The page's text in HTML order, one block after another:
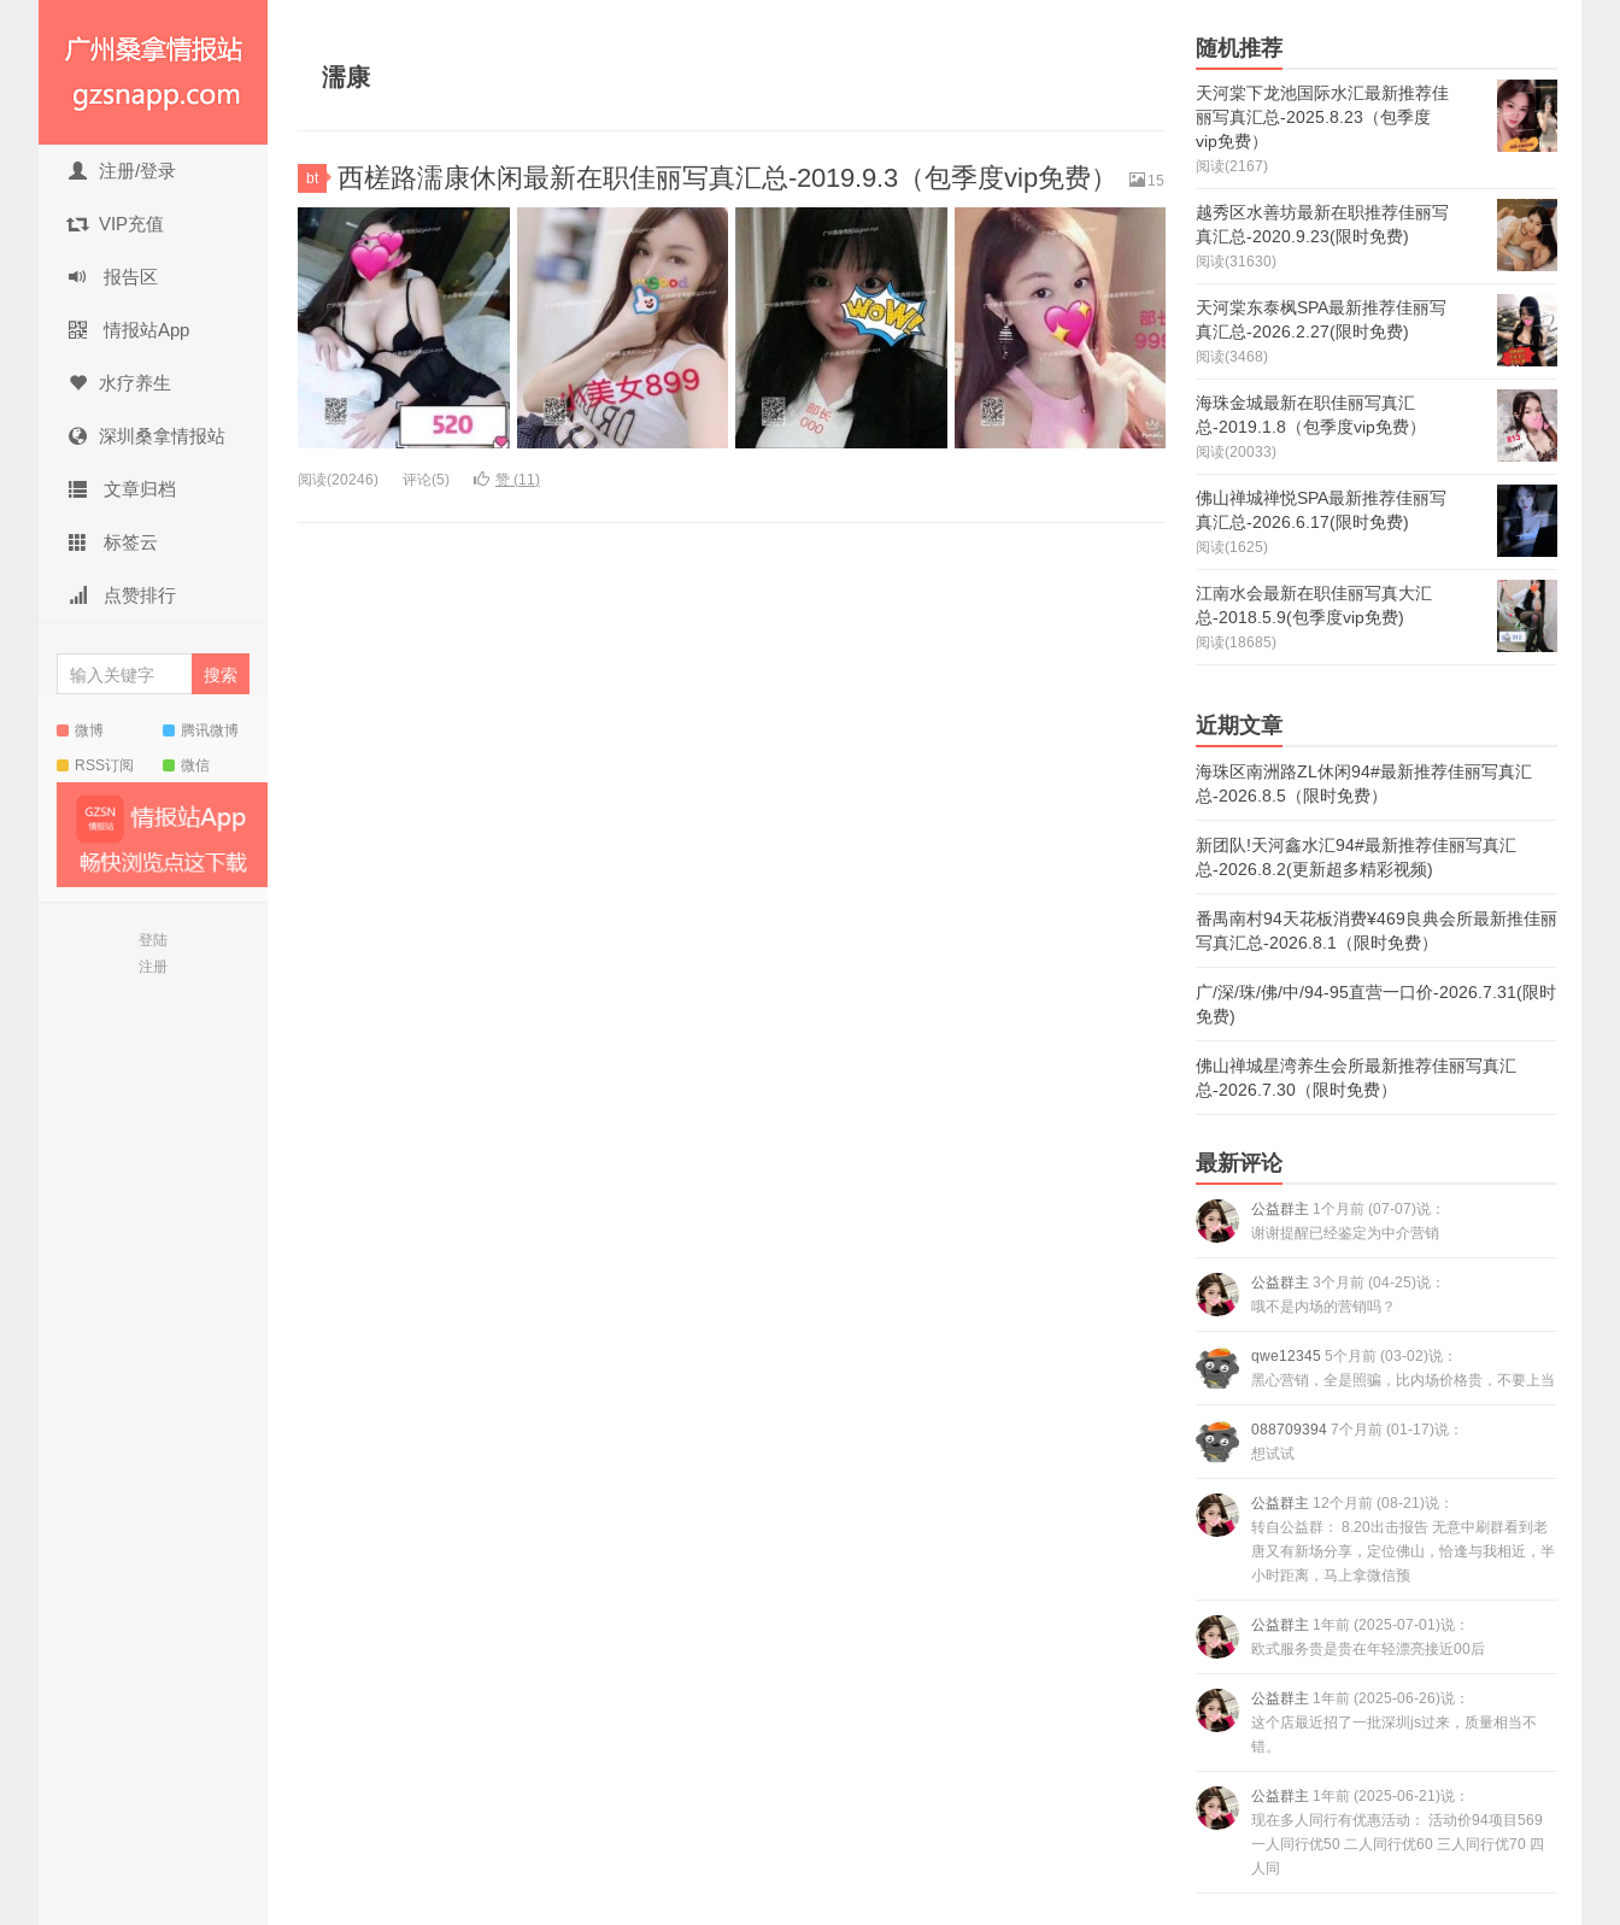
注册/登录
VIP充值
报告区
情报站App
水疗养生
深圳桑拿情报站
文章归档
标签云
点赞排行
微博 腾讯微博
RSS订阅 微信
登陆
注册
濡康
bt 西槎路濡康休闲最新在职佳丽写真汇总-2019.9.3（包季度vip免费） 15
阅读(20246) 评论(5) 赞 (11)
随机推荐
天河棠下龙池国际水汇最新推荐佳
丽写真汇总-2025.8.23（包季度
vip免费）
阅读(2167)
越秀区水善坊最新在职推荐佳丽写
真汇总-2020.9.23(限时免费)
阅读(31630)
天河棠东泰枫SPA最新推荐佳丽写
真汇总-2026.2.27(限时免费)
阅读(3468)
海珠金城最新在职佳丽写真汇
总-2019.1.8（包季度vip免费）
阅读(20033)
佛山禅城禅悦SPA最新推荐佳丽写
真汇总-2026.6.17(限时免费)
阅读(1625)
江南水会最新在职佳丽写真大汇
总-2018.5.9(包季度vip免费)
阅读(18685)
近期文章
海珠区南洲路ZL休闲94#最新推荐佳丽写真汇
总-2026.8.5（限时免费）
新团队!天河鑫水汇94#最新推荐佳丽写真汇
总-2026.8.2(更新超多精彩视频)
番禺南村94天花板消费¥469良典会所最新推佳丽
写真汇总-2026.8.1（限时免费）
广/深/珠/佛/中/94-95直营一口价-2026.7.31(限时
免费)
佛山禅城星湾养生会所最新推荐佳丽写真汇
总-2026.7.30（限时免费）
最新评论
公益群主 1个月前 (07-07)说：
谢谢提醒已经鉴定为中介营销
公益群主 3个月前 (04-25)说：
哦不是内场的营销吗？
qwe12345 5个月前 (03-02)说：
黑心营销，全是照骗，比内场价格贵，不要上当
088709394 7个月前 (01-17)说：
想试试
公益群主 12个月前 (08-21)说：
转自公益群： 8.20出击报告 无意中刷群看到老
唐又有新场分享，定位佛山，恰逢与我相近，半
小时距离，马上拿微信预
公益群主 1年前 (2025-07-01)说：
欧式服务贵是贵在年轻漂亮接近00后
公益群主 1年前 (2025-06-26)说：
这个店最近招了一批深圳js过来，质量相当不
错。
公益群主 1年前 (2025-06-21)说：
现在多人同行有优惠活动： 活动价94项目569
一人同行优50 二人同行优60 三人同行优70 四
人同